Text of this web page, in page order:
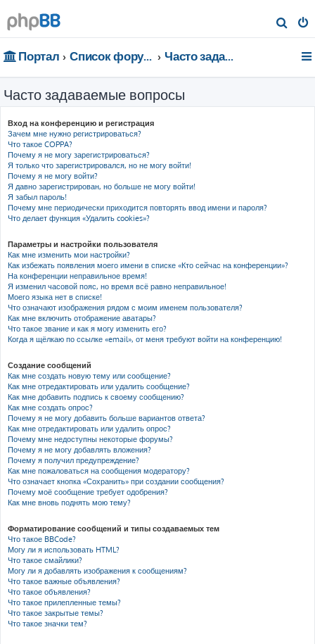
о
Портал Список форумов Часто задаваемые вопросы
Часто задаваемые вопросы
Вход на конференцию и регистрация
Зачем мне нужно регистрироваться?
Что такое COPPA?
Почему я не могу зарегистрироваться?
Я только что зарегистрировался, но не могу войти!
Почему я не могу войти?
Я давно зарегистрирован, но больше не могу войти!
Я забыл пароль!
Почему мне периодически приходится повторять ввод имени и пароля?
Что делает функция «Удалить cookies»?
Параметры и настройки пользователя
Как мне изменить мои настройки?
Как избежать появления моего имени в списке «Кто сейчас на конференции»?
На конференции неправильное время!
Я изменил часовой пояс, но время всё равно неправильное!
Моего языка нет в списке!
Что означают изображения рядом с моим именем пользователя?
Как мне включить отображение аватары?
Что такое звание и как я могу изменить его?
Когда я щёлкаю по ссылке «email», от меня требуют войти на конференцию!
Создание сообщений
Как мне создать новую тему или сообщение?
Как мне отредактировать или удалить сообщение?
Как мне добавить подпись к своему сообщению?
Как мне создать опрос?
Почему я не могу добавить больше вариантов ответа?
Как мне отредактировать или удалить опрос?
Почему мне недоступны некоторые форумы?
Почему я не могу добавлять вложения?
Почему я получил предупреждение?
Как мне пожаловаться на сообщения модератору?
Что означает кнопка «Сохранить» при создании сообщения?
Почему моё сообщение требует одобрения?
Как мне вновь поднять мою тему?
Форматирование сообщений и типы создаваемых тем
Что такое BBCode?
Могу ли я использовать HTML?
Что такое смайлики?
Могу ли я добавлять изображения к сообщениям?
Что такое важные объявления?
Что такое объявления?
Что такое прилепленные темы?
Что такое закрытые темы?
Что такое значки тем?